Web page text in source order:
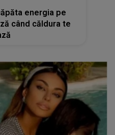
energia pe
când căldura te